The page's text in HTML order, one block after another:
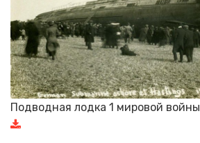
Подводная лодка 1 мировой войны